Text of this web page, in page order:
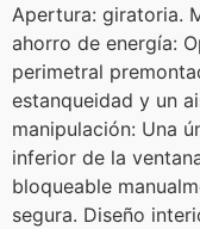
Apertura: giratoria.
ahorro de energía:
perimetral
estanqueidad y un
manipulación: Una
inferior de la
bloqueable
segura. Diseño